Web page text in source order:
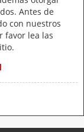
Antes de
con nuestros
favor lea las